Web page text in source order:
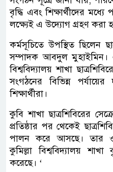
বৃদ্ধি এবং শিক্ষার্থীদের
লক্ষ্যেই এ উদ্যোগ গ্রহণ করা
কর্মসূচিতে উপস্থিত ছিলেন
সম্পাদক আবদুল মুহাইমিন।
বিশ্ববিদ্যালয় শাখা
সংগঠনের বিভিন্ন
শিক্ষার্থীরা।
কুবি শাখা ছাত্রশিবিরের
প্রতিষ্ঠার পর থেকেই
পালন করে আসছে। তার ওই
কুমিল্লা বিশ্ববিদ্যালয়
করেছে। ‘